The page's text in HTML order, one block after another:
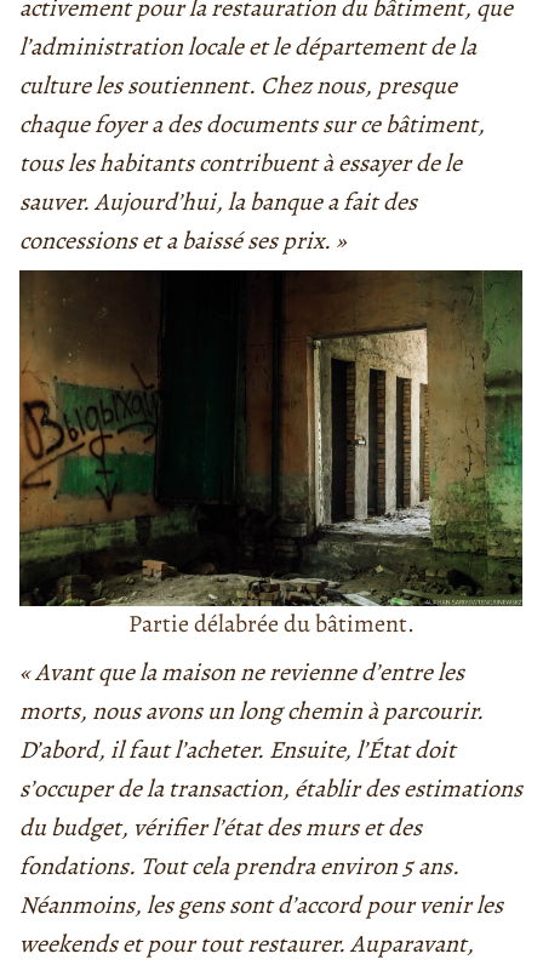
activement pour la restauration du bâtiment, que
l’administration locale et le département de la
culture les soutiennent. Chez nous, presque
chaque foyer a des documents sur ce bâtiment,
tous les habitants contribuent à essayer de le
sauver. Aujourd’hui, la banque a fait des
concessions et a baissé ses prix. »
Partie délabrée du bâtiment.
« Avant que la maison ne revienne d’entre les
morts, nous avons un long chemin à parcourir.
D’abord, il faut l’acheter. Ensuite, l’État doit
s’occuper de la transaction, établir des estimations
du budget, vérifier l’état des murs et des
fondations. Tout cela prendra environ 5 ans.
Néanmoins, les gens sont d’accord pour venir les
weekends et pour tout restaurer. Auparavant,